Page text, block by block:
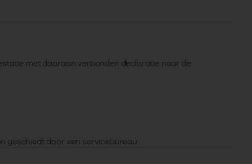
met daaraan verbonden declaratie naar de
geschiedt door een servicebureau.